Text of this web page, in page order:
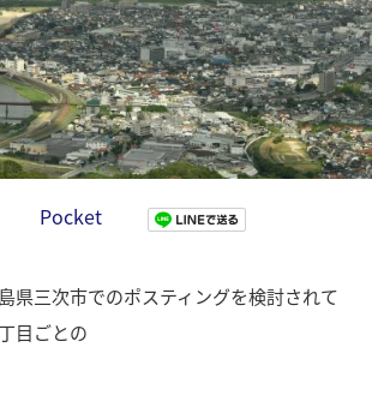
Pocket
県三次市でのポスティングを検討されて
目ごとの